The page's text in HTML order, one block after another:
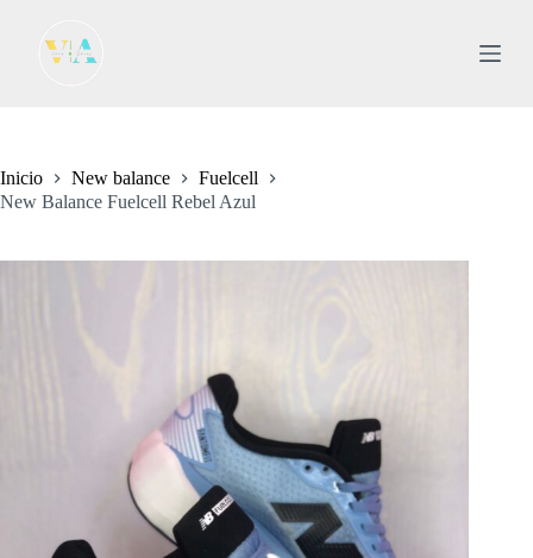
l
o
t
Inicio New balance
Fuelcell
New Balance Fuelcell Rebel Azul